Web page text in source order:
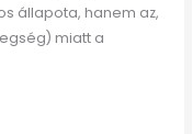
állapota, hanem az,
miatt a